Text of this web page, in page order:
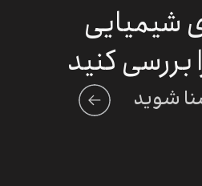
شیمیایی
کنید
شوید